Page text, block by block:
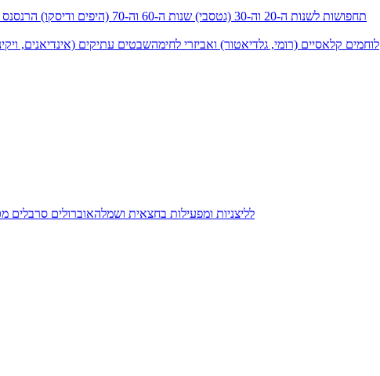
תחפושות לשנות ה-20 וה-30 (גטסבי)
שנות ה-60 וה-70 (היפים ודיסקו) הרנסנס
לוחמים קלאסיים (רומי, גלדיאטור) ואביזרי לחימהשבטים עתיקים (אינדיאנים,
לליצניות ומפעילות בחצאית ושמלהאוברולים סרבלים